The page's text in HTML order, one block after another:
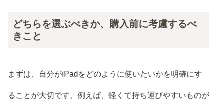
どちらを選ぶべきか、購入前に考慮するべ
きこと
まずは、自分がiPadをどのように使いたいかを明確にす
ることが大切です。例えば、軽くて持ち運びやすいものが